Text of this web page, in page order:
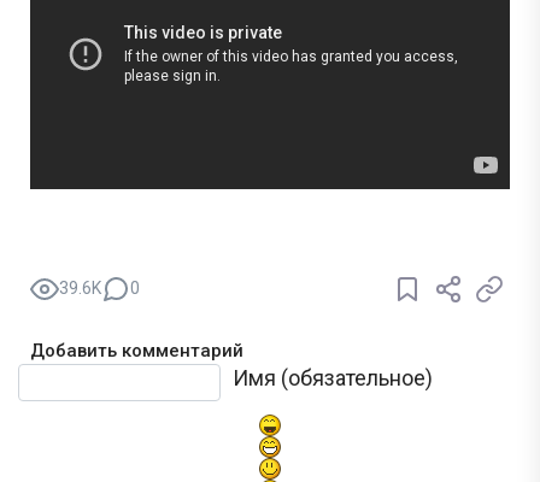
39.6K 0
Добавить комментарий
Имя (обязательное)
Текст комментария